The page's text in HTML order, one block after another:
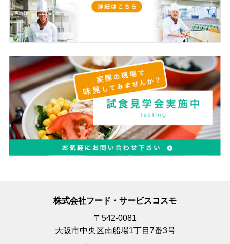
株式会社フード・サービスコスモ
〒542-0081
大阪市中央区南船場1丁目7番3号